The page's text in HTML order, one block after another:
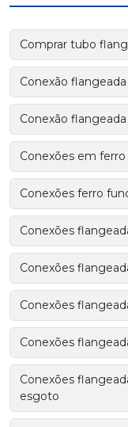
Comprar tubo
Conexão
Conexão
Conexões em
Conexões ferro
Conexões
Conexões
Conexões
Conexões
Conexões
esgoto